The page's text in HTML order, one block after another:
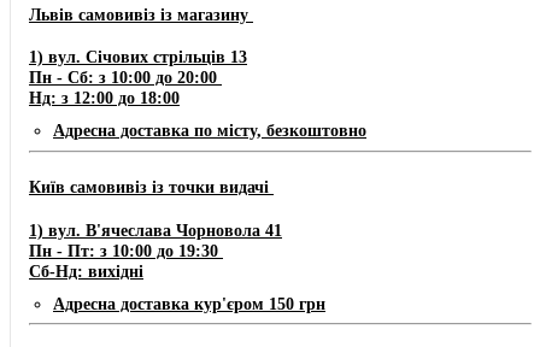
Львів самовивіз із магазину
​1) ​​​вул. Січових стрільців 13
Пн - Сб: з 10:00 до 20:00
Нд: з 12:00 до 18:00
Адресна доставка по місту, безкоштовно
Київ самовивіз із точки видачі
1) вул. В'ячеслава Чорновола 41
Пн - Пт: з 10:00 до 19:30
Сб-Нд: вихідні
Адресна доставка кур'єром 150 грн